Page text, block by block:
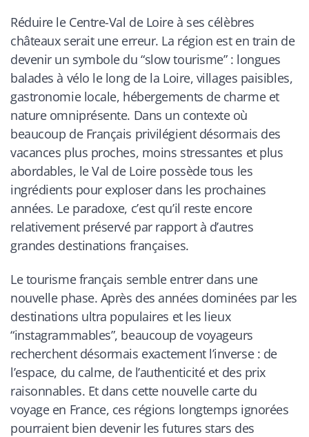
Réduire le Centre-Val de Loire à ses célèbres
châteaux serait une erreur. La région est en train de
devenir un symbole du “slow tourisme” : longues
balades à vélo le long de la Loire, villages paisibles,
gastronomie locale, hébergements de charme et
nature omniprésente. Dans un contexte où
beaucoup de Français privilégient désormais des
vacances plus proches, moins stressantes et plus
abordables, le Val de Loire possède tous les
ingrédients pour exploser dans les prochaines
années. Le paradoxe, c’est qu’il reste encore
relativement préservé par rapport à d’autres
grandes destinations françaises.
Le tourisme français semble entrer dans une
nouvelle phase. Après des années dominées par les
destinations ultra populaires et les lieux
“instagrammables”, beaucoup de voyageurs
recherchent désormais exactement l’inverse : de
l’espace, du calme, de l’authenticité et des prix
raisonnables. Et dans cette nouvelle carte du
voyage en France, ces régions longtemps ignorées
pourraient bien devenir les futures stars des